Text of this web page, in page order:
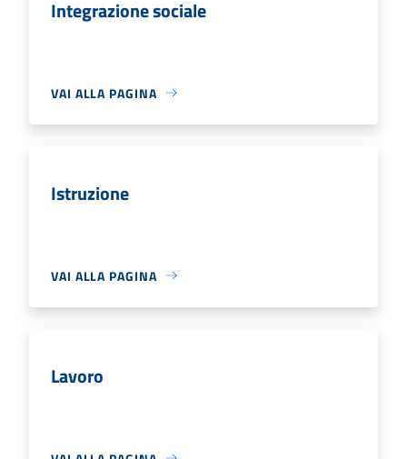
Integrazione sociale
VAI ALLA PAGINA
Istruzione
VAI ALLA PAGINA
Lavoro